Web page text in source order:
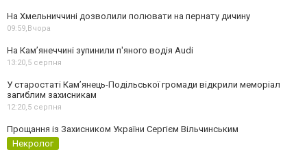
На Хмельниччині дозволили полювати на пернату дичину
09:59,Вчора
На Камʼянеччині зупинили п'яного водія Audi
13:20,5 серпня
У старостаті Кам’янець-Подільської громади відкрили меморіал
загиблим захисникам
12:20,5 серпня
Прощання із Захисником України Сергієм Вільчинським
Некролог